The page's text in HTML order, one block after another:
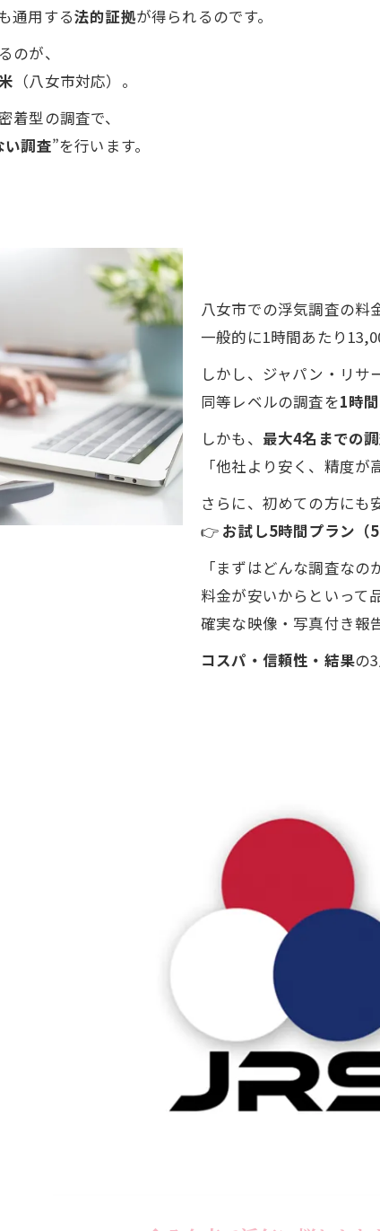
通用する法的証拠が得られるのです。
のが、
（八女市対応）。
型の調査で、
い調査”を行います。
八女市での浮気調査の料
一般的に1時間あたり
しかし、ジャパン・リサ
同等レベルの調査を1時
しかも、 最大4名までの
「他社より安く、精度が
さらに、初めての方にも
👉 お試し5時間プラン（
「まずはどんな調査なの
料金が安いからといって
確実な映像・写真付き報
コスパ・信頼性・結果の